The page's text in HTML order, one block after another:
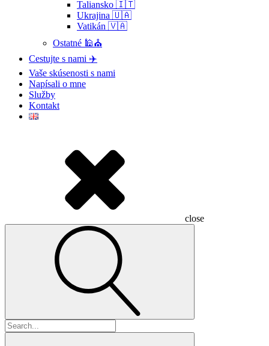
Taliansko 🇮🇹
Ukrajina 🇺🇦
Vatikán 🇻🇦
Ostatné 🕌⛪
Cestujte s nami ✈️
Vaše skúsenosti s nami
Napísali o mne
Služby
Kontakt
close
Hľadať: